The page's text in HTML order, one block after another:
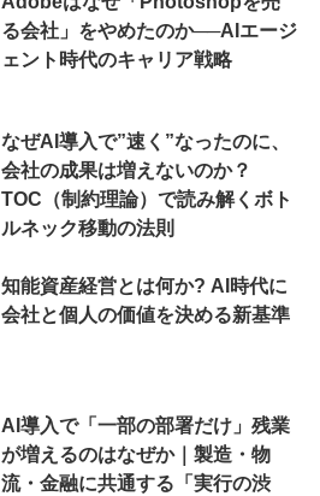
る会社」をやめたのか──AIエージ
ェント時代のキャリア戦略
なぜAI導入で”速く”なったのに、
会社の成果は増えないのか？
TOC（制約理論）で読み解くボト
ルネック移動の法則
知能資産経営とは何か? AI時代に
会社と個人の価値を決める新基準
AI導入で「一部の部署だけ」残業
が増えるのはなぜか｜製造・物
流・金融に共通する「実行の渋